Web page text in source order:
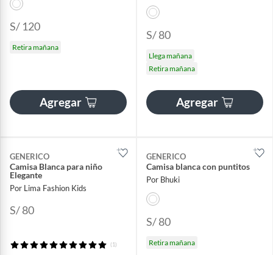
S/ 120
Retira mañana
Agregar
S/ 80
Llega mañana
Retira mañana
Agregar
GENERICO
Camisa Blanca para niño
Elegante
Por Lima Fashion Kids
S/ 80
(1)
GENERICO
Camisa blanca con puntitos
Por Bhuki
S/ 80
Retira mañana